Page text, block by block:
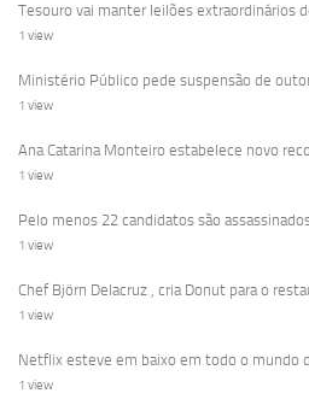
Tesouro vai manter leilões extraordinários
1 view
Ministério Público pede suspensão de
1 view
Ana Catarina Monteiro estabelece novo
1 view
Pelo menos 22 candidatos são
1 view
Chef Björn Delacruz , cria Donut para o
1 view
Netflix esteve em baixo em todo o mundo
1 view